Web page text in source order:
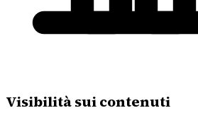
Visibilità sui contenuti